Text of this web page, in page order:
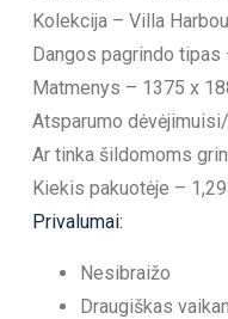
Kolekcija – Villa
Dangos pagrindo tipas
Matmenys – 1375 x
Atsparumo
Ar tinka šildomoms
Kiekis pakuotėje –
Privalumai:
Nesibraižo
Draugiškas